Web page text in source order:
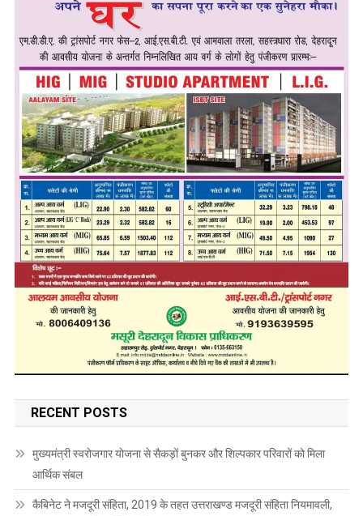
RECENT POSTS
मुख्यमंत्री स्वरोजगार योजना से सैकड़ों बुनकर और शिल्पकार परिवारों को मिला
आर्थिक संबल
कैबिनेट ने मजदूरी संहिता, 2019 के तहत उत्तराखण्ड मजदूरी संहिता नियमावली,